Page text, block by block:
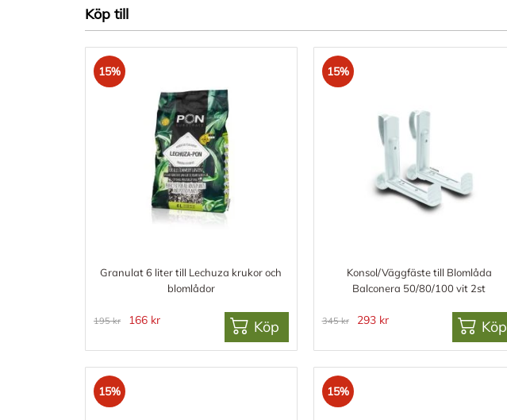
Köp till
15%
Granulat 6 liter till Lechuza krukor och
blomlådor
195 kr 166 kr Köp
15%
Konsol/Väggfäste till Blomlåda
Balconera 50/80/100 vit 2st
345 kr 293 kr Köp
15% 15%